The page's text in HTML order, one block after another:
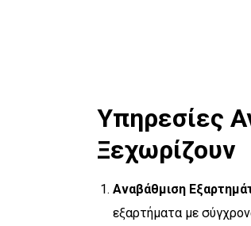
Υπηρεσίες
Ξεχωρίζουν
Αναβάθμιση
εξαρτήματα με